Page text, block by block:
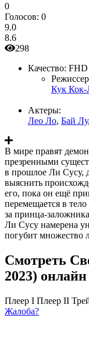
0
Голосов: 0
9.0
8.6
298
Качество: FHD
Кук
Актеры:
Лео Ло, Бай Лу,
В мире правят
презренными
в прошлое Ли Сусу,
выяснить
его, пока он ещё
перемещается в
за принца-
Ли Сусу намерена
погубит множество
Смотреть
2023)
Плеер I Плеер II
Жалоба?